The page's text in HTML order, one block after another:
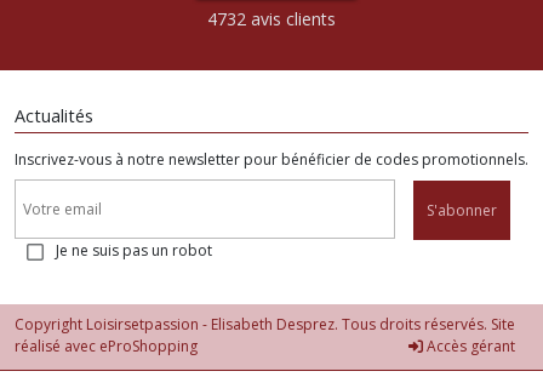
4732 avis clients
Actualités
Inscrivez-vous à notre newsletter pour bénéficier de codes promotionnels.
S'abonner
Je ne suis pas un robot
Copyright Loisirsetpassion - Elisabeth Desprez. Tous droits réservés. Site
réalisé avec eProShopping Accès gérant